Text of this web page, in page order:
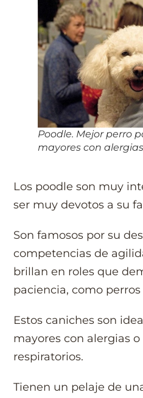
Poodle. Mejor perro
mayores con alergias
Los poodle son muy
ser muy devotos a su
Son famosos por su
competencias de
brillan en roles que
paciencia, como
Estos caniches son
mayores con alergias
respiratorios.
Tienen un pelaje de